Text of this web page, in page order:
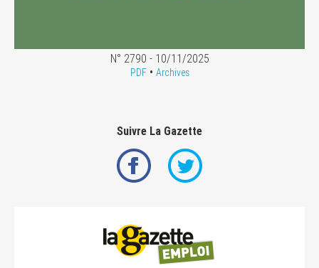
N° 2790 - 10/11/2025
PDF• Archives
Suivre La Gazette